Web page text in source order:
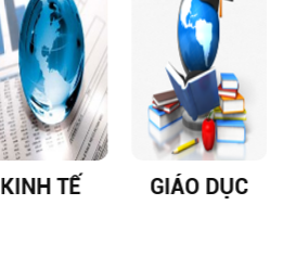
KINH TẾ GIÁO DỤC